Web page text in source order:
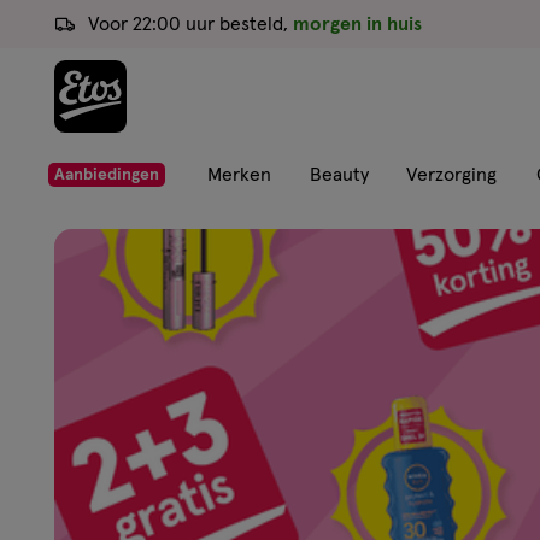
ga
de
hoofd
ga
de
zoekbalk
Voor 22:00 uur besteld, morgen in huis
Aanbiedingen Merken Beauty Verzorging
Etos
Drogist
Alles